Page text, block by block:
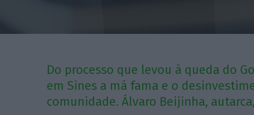
Do processo que levou à queda do
em Sines a má fama e o
comunidade. Álvaro Beijinha,